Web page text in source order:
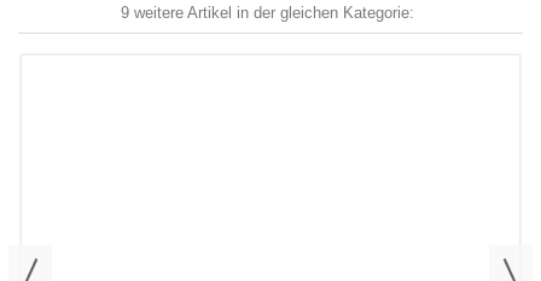
9 weitere Artikel in der gleichen Kategorie: